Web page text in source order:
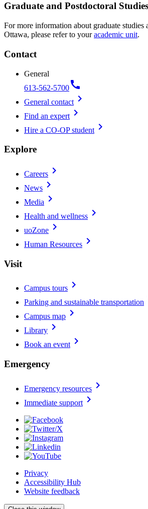
Graduate and Postdoctoral Studies
For more information about graduate
Ottawa, please refer to youracademic unit.
Contact
General
613-562-5700call
General contact chevron_right
Find an expert chevron_right
Hire a CO-OP student chevron_right
Explore
Careers chevron_right
News chevron_right
Media chevron_right
Health and wellness chevron_right
uoZone chevron_right
Human Resources chevron_right
Visit
Campus tours chevron_right
Parking and sustainable transportation
Campus map chevron_right
Library chevron_right
Book an event chevron_right
Emergency
Emergency resources chevron_right
Immediate support chevron_right
Privacy
Accessibility Hub
Website feedback